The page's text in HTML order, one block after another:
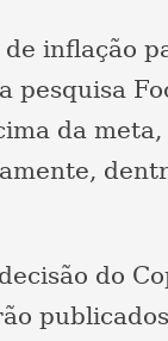
inflação
pesquisa
da meta,
do